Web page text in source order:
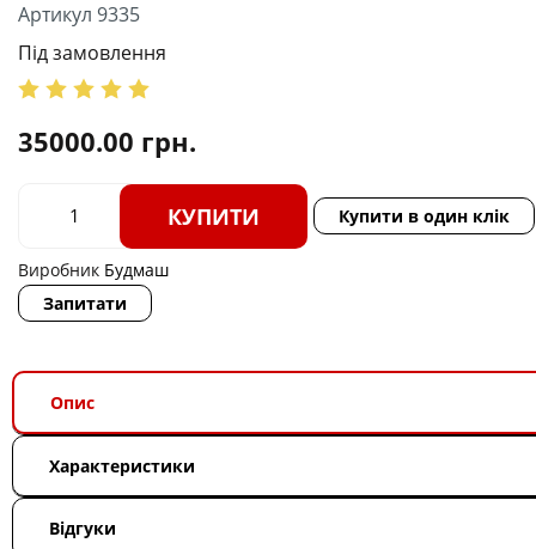
Артикул 9335
Під замовлення
35000.00 грн.
КУПИТИ Купити в один клік
Виробник Будмаш
Запитати
Опис
Характеристики
Відгуки